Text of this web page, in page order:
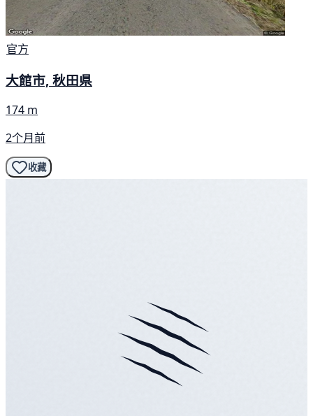
官方
大館市, 秋田県
174 m
2个月前
收藏